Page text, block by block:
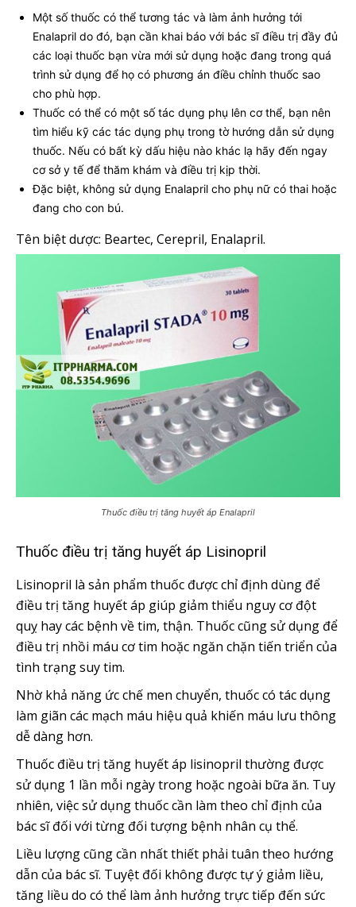
Một số thuốc có thể tương tác và làm ảnh hưởng tới
Enalapril do đó, bạn cần khai báo với bác sĩ điều trị đầy đủ
các loại thuốc bạn vừa mới sử dụng hoặc đang trong quá
trình sử dụng để họ có phương án điều chỉnh thuốc sao
cho phù hợp.
Thuốc có thể có một số tác dụng phụ lên cơ thể, bạn nên
tìm hiểu kỹ các tác dụng phụ trong tờ hướng dẫn sử dụng
thuốc. Nếu có bất kỳ dấu hiệu nào khác lạ hãy đến ngay
cơ sở y tế để thăm khám và điều trị kịp thời.
Đặc biệt, không sử dụng Enalapril cho phụ nữ có thai hoặc
đang cho con bú.
Tên biệt dược: Beartec, Cerepril, Enalapril.
Thuốc điều trị tăng huyết áp Enalapril
Thuốc điều trị tăng huyết áp Lisinopril
Lisinopril là sản phẩm thuốc được chỉ định dùng để
điều trị tăng huyết áp giúp giảm thiểu nguy cơ đột
quỵ hay các bệnh về tim, thận. Thuốc cũng sử dụng để
điều trị nhồi máu cơ tim hoặc ngăn chặn tiến triển của
tình trạng suy tim.
Nhờ khả năng ức chế men chuyển, thuốc có tác dụng
làm giãn các mạch máu hiệu quả khiến máu lưu thông
dễ dàng hơn.
Thuốc điều trị tăng huyết áp lisinopril thường được
sử dụng 1 lần mỗi ngày trong hoặc ngoài bữa ăn. Tuy
nhiên, việc sử dụng thuốc cần làm theo chỉ định của
bác sĩ đối với từng đối tượng bệnh nhân cụ thể.
Liều lượng cũng cần nhất thiết phải tuân theo hướng
dẫn của bác sĩ. Tuyệt đối không được tự ý giảm liều,
tăng liều do có thể làm ảnh hưởng trực tiếp đến sức